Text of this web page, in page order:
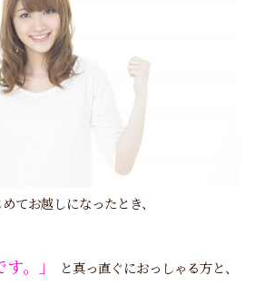
てお越しになったとき、
。」 と真っ直ぐにおっしゃる方と、